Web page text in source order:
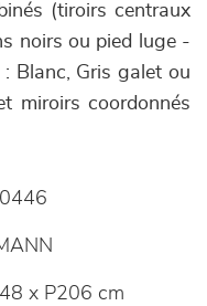
(tiroirs centraux
noirs ou pied luge -
Blanc, Gris galet ou
miroirs coordonnés
x P206 cm